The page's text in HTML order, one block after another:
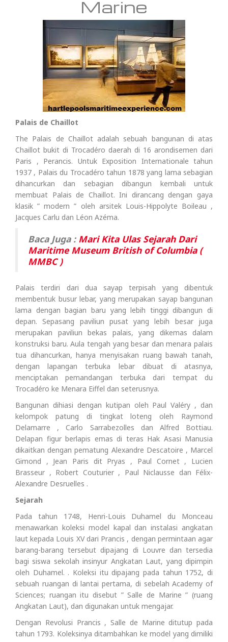
Marine
Palais de Chaillot
The Palais de Chaillot adalah sebuah bangunan di atas
Chaillot bukit di Trocadéro daerah di 16 arondisemen dari
Paris , Perancis. Untuk Exposition Internationale tahun
1937 , Palais du Trocadéro tahun 1878 yang lama sebagian
dihancurkan dan sebagian dibangun kembali untuk
membuat Palais de Chaillot. Ini dirancang dengan gaya
klasik ” modern ” oleh arsitek Louis-Hippolyte Boileau ,
Jacques Carlu dan Léon Azéma.
Baca Juga : Mari Kita Ulas Sejarah Dari
Maritime Museum British of Columbia (
MMBC )
Palais terdiri dari dua sayap terpisah yang dibentuk
membentuk busur lebar, yang merupakan sayap bangunan
lama dengan bagian baru yang lebih tinggi dibangun di
depan. Sepasang paviliun pusat yang lebih besar juga
merupakan paviliun bekas palais, yang dikemas dalam
konstruksi baru. Aula tengah yang besar dan menara palais
tua dihancurkan, hanya menyisakan ruang bawah tanah,
dengan lapangan terbuka lebar dibuat di atasnya,
menciptakan pemandangan terbuka dari tempat du
Trocadéro ke Menara Eiffel dan seterusnya.
Bangunan dihiasi dengan kutipan oleh Paul Valéry , dan
kelompok patung di tingkat loteng oleh Raymond
Delamarre , Carlo Sarrabezolles dan Alfred Bottiau.
Delapan figur berlapis emas di teras Hak Asasi Manusia
dikaitkan dengan pematung Alexandre Descatoire , Marcel
Gimond , Jean Paris dit Pryas , Paul Cornet , Lucien
Brasseur , Robert Couturier , Paul Niclausse dan Félix-
Alexandre Desruelles .
Sejarah
Pada tahun 1748, Henri-Louis Duhamel du Monceau
menawarkan koleksi model kapal dan instalasi angkatan
laut kepada Louis XV dari Prancis , dengan permintaan agar
barang-barang tersebut dipajang di Louvre dan tersedia
bagi siswa sekolah insinyur Angkatan Laut, yang dipimpin
oleh Duhamel. . Koleksi itu dipajang pada tahun 1752, di
sebuah ruangan di lantai pertama, di sebelah Academy of
Sciences; ruangan itu disebut ” Salle de Marine ” (ruang
Angkatan Laut), dan digunakan untuk mengajar.
Dengan Revolusi Prancis , Salle de Marine ditutup pada
tahun 1793. Koleksinya ditambahkan ke model yang dimiliki